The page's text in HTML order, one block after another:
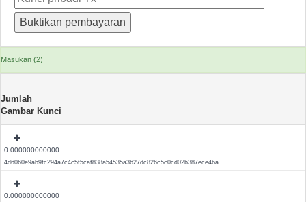
Masukan (2)
Jumlah
Gambar Kunci
0.000000000000
4d6060e9ab9fc294a7c4c5f5caf838a54535a3627dc826c5c0cd02b387ece4ba
0.000000000000